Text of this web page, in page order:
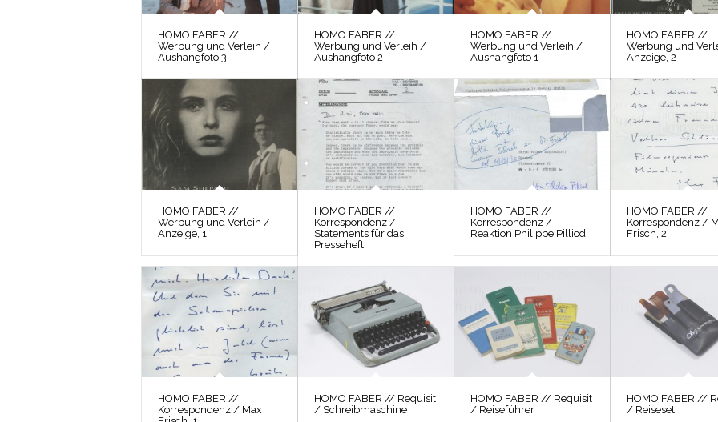
HOMO FABER //
Werbung und Verleih /
Aushangfoto 3
HOMO FABER //
Werbung und Verleih /
Aushangfoto 2
HOMO FABER //
Werbung und Verleih /
Aushangfoto 1
HOMO FABER //
Werbung und
Anzeige, 2
HOMO FABER //
Werbung und Verleih /
Anzeige, 1
HOMO FABER //
Korrespondenz /
Statements für das
Presseheft
HOMO FABER //
Korrespondenz /
Reaktion Philippe Pilliod
HOMO FABER //
Korrespondenz /
Frisch, 2
HOMO FABER //
Korrespondenz / Max
HOMO FABER // Requisit
/ Schreibmaschine
HOMO FABER // Requisit
/ Reiseführer
HOMO FABER //
/ Reiseset